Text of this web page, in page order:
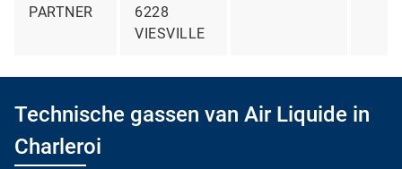
PARTNER
6228
VIESVILLE
Technische gassen van Air Liquide in
Charleroi